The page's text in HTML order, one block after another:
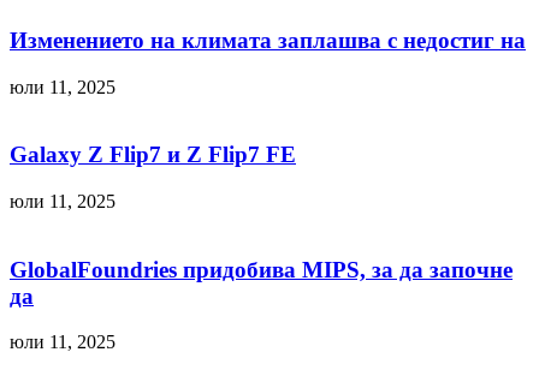
Изменението на климата заплашва с недостиг на
юли 11, 2025
Galaxy Z Flip7 и Z Flip7 FE
юли 11, 2025
GlobalFoundries придобива MIPS, за да започне
да
юли 11, 2025